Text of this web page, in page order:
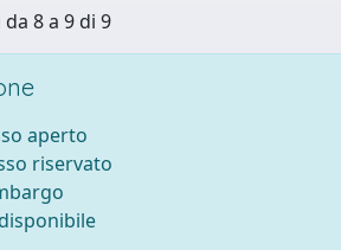
8 a 9 di 9
aperto
riservato